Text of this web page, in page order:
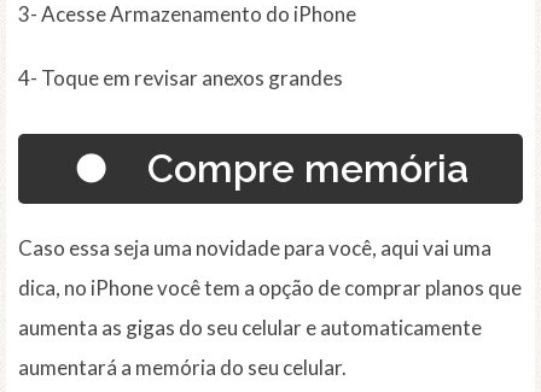
3- Acesse Armazenamento do iPhone
4- Toque em revisar anexos grandes
● Compre memória
Caso essa seja uma novidade para você, aqui vai uma
dica, no iPhone você tem a opção de comprar planos que
aumenta as gigas do seu celular e automaticamente
aumentará a memória do seu celular.